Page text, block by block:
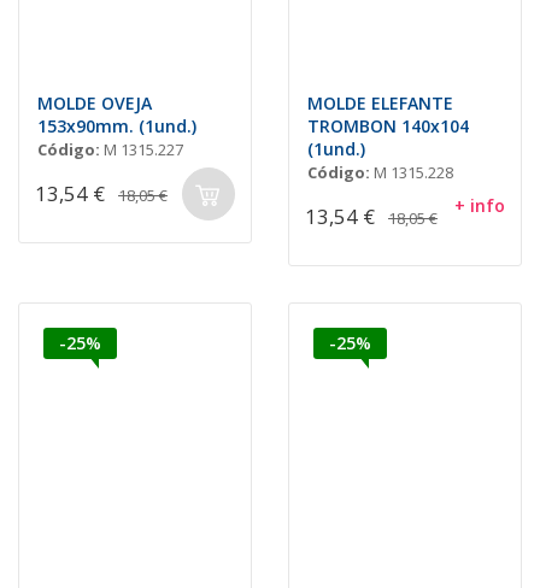
MOLDE OVEJA
153x90mm. (1und.)
Código: M 1315.227
13,54 € 18,05 €
MOLDE ELEFANTE
TROMBON 140x104
(1und.)
Código: M 1315.228
13,54 € 18,05 €
+ info
-25% -25%